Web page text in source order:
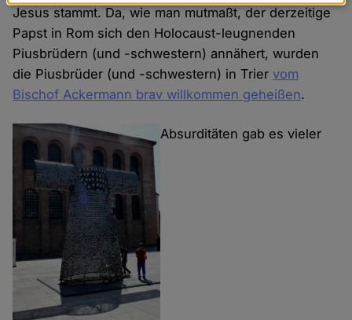
Jesus stammt. Da, wie man mutmaßt, der derzeitige
Papst in Rom sich den Holocaust-leugnenden
Piusbrüdern (und -schwestern) annähert, wurden
die Piusbrüder (und -schwestern) in Triervom
Bischof Ackermann brav willkommen geheißen.
Absurditäten gab es vieler
Daten
und
Cookies